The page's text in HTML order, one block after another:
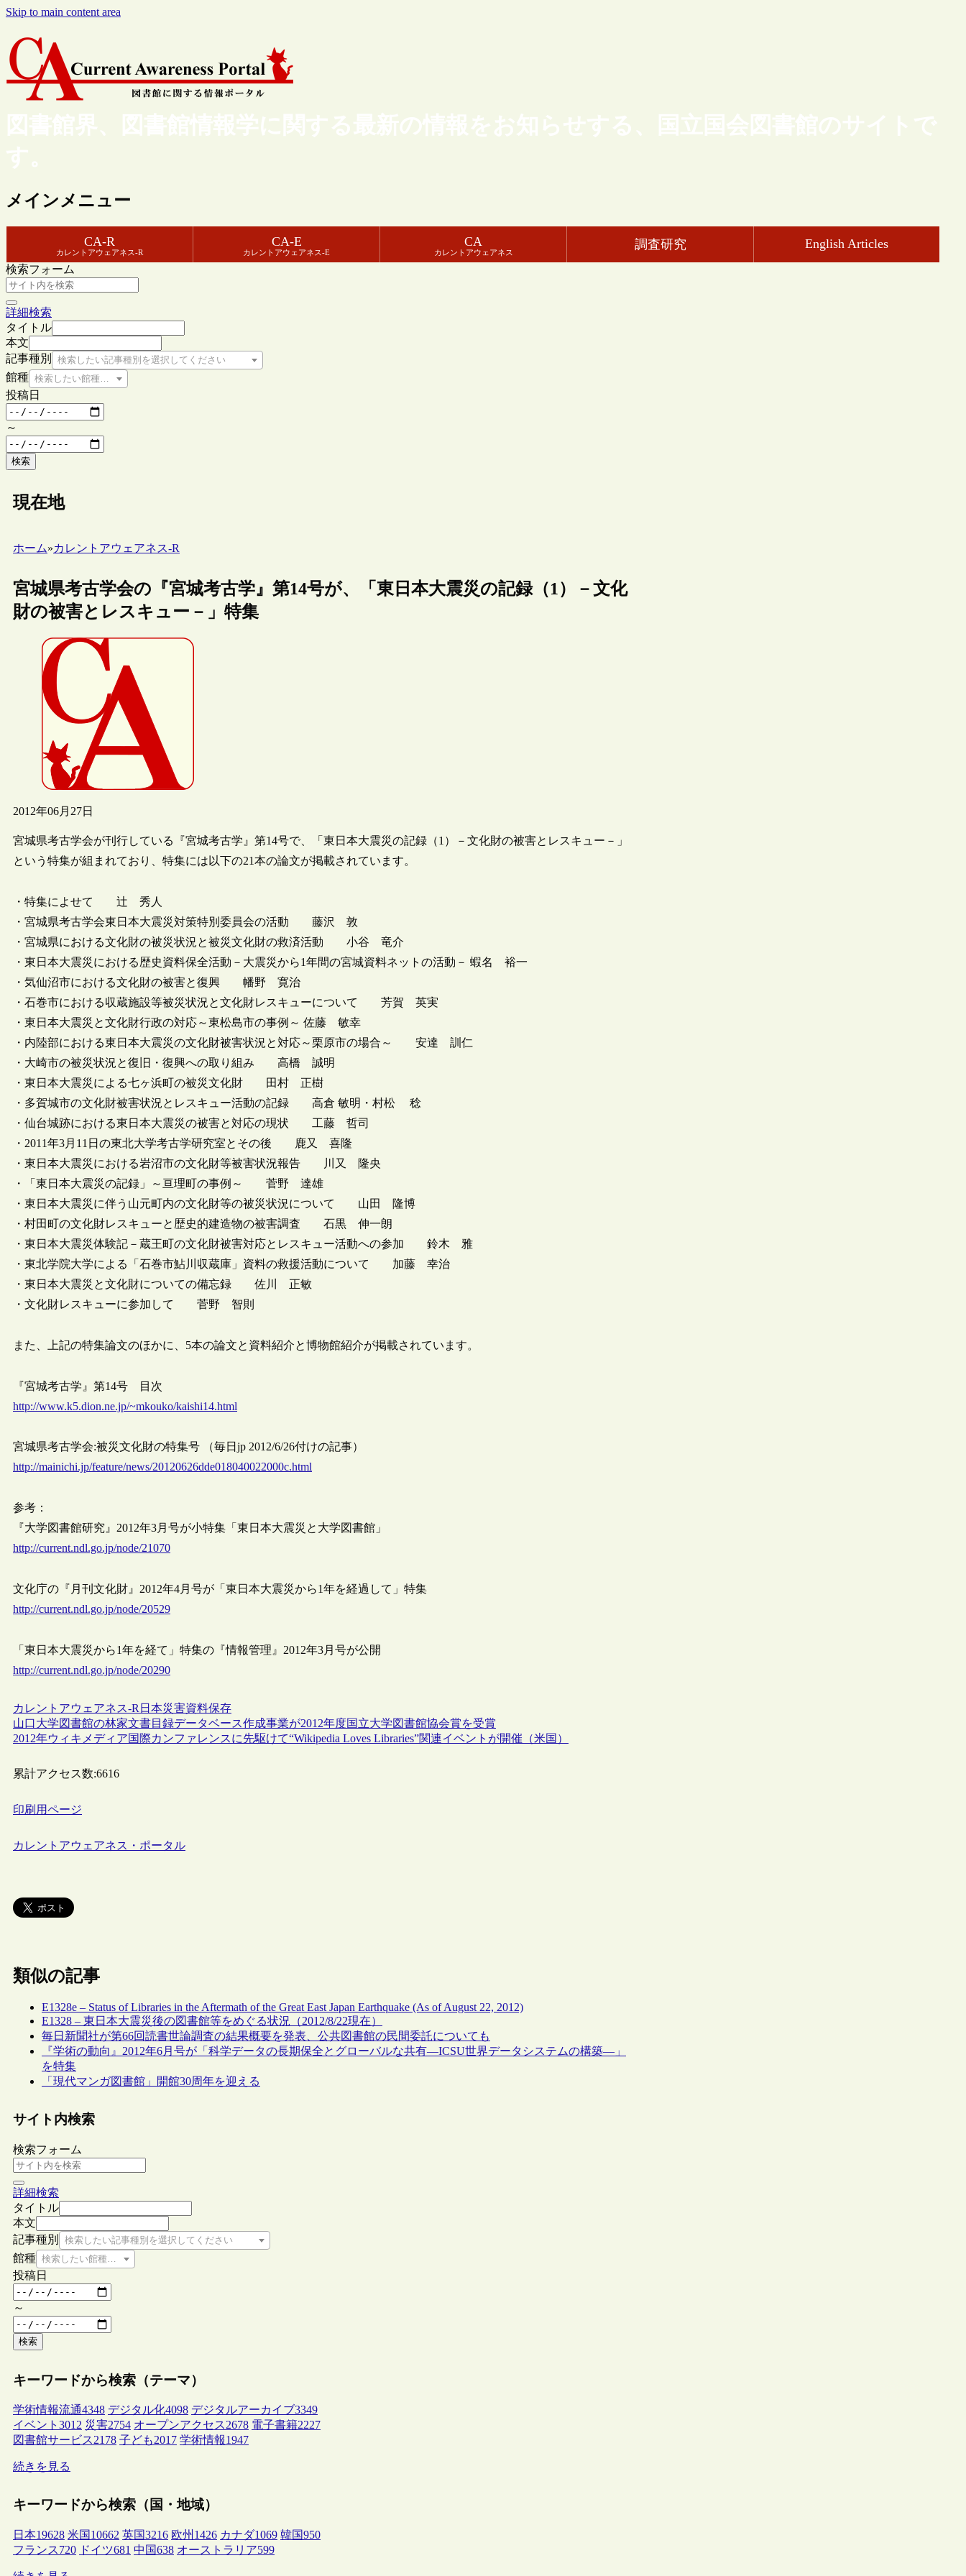
Skip to main content area
図書館界、図書館情報学に関する最新の情報をお知らせする、国立国会図書館のサイトで
す。
メインメニュー
CA-R
カレントアウェアネス-R
CA-E
カレントアウェアネス-E
CA
カレントアウェアネス
調査研究 English Articles
検索フォーム
詳細検索
タイトル
本文
記事種別
検索したい記事種別を選択してください
館種 検索したい館種を選択してください
投稿日
～
検索
現在地
ホーム»カレントアウェアネス-R
宮城県考古学会の『宮城考古学』第14号が、「東日本大震災の記録（1）－文化
財の被害とレスキュー－」特集
2012年06月27日
宮城県考古学会が刊行している『宮城考古学』第14号で、「東日本大震災の記録（1）－文化財の被害とレスキュー－」
という特集が組まれており、特集には以下の21本の論文が掲載されています。
・特集によせて 辻 秀人
・宮城県考古学会東日本大震災対策特別委員会の活動 藤沢 敦
・宮城県における文化財の被災状況と被災文化財の救済活動 小谷 竜介
・東日本大震災における歴史資料保全活動－大震災から1年間の宮城資料ネットの活動－ 蝦名 裕一
・気仙沼市における文化財の被害と復興 幡野 寛治
・石巻市における収蔵施設等被災状況と文化財レスキューについて 芳賀 英実
・東日本大震災と文化財行政の対応～東松島市の事例～ 佐藤 敏幸
・内陸部における東日本大震災の文化財被害状況と対応～栗原市の場合～ 安達 訓仁
・大崎市の被災状況と復旧・復興への取り組み 高橋 誠明
・東日本大震災による七ヶ浜町の被災文化財 田村 正樹
・多賀城市の文化財被害状況とレスキュー活動の記録 高倉 敏明・村松 稔
・仙台城跡における東日本大震災の被害と対応の現状 工藤 哲司
・2011年3月11日の東北大学考古学研究室とその後 鹿又 喜隆
・東日本大震災における岩沼市の文化財等被害状況報告 川又 隆央
・「東日本大震災の記録」～亘理町の事例～ 菅野 達雄
・東日本大震災に伴う山元町内の文化財等の被災状況について 山田 隆博
・村田町の文化財レスキューと歴史的建造物の被害調査 石黒 伸一朗
・東日本大震災体験記－蔵王町の文化財被害対応とレスキュー活動への参加 鈴木 雅
・東北学院大学による「石巻市鮎川収蔵庫」資料の救援活動について 加藤 幸治
・東日本大震災と文化財についての備忘録 佐川 正敏
・文化財レスキューに参加して 菅野 智則
また、上記の特集論文のほかに、5本の論文と資料紹介と博物館紹介が掲載されています。
『宮城考古学』第14号 目次
http://www.k5.dion.ne.jp/~mkouko/kaishi14.html
宮城県考古学会:被災文化財の特集号 （毎日jp 2012/6/26付けの記事）
http://mainichi.jp/feature/news/20120626dde018040022000c.html
参考：
『大学図書館研究』2012年3月号が小特集「東日本大震災と大学図書館」
http://current.ndl.go.jp/node/21070
文化庁の『月刊文化財』2012年4月号が「東日本大震災から1年を経過して」特集
http://current.ndl.go.jp/node/20529
「東日本大震災から1年を経て」特集の『情報管理』2012年3月号が公開
http://current.ndl.go.jp/node/20290
カレントアウェアネス-R 日本災害資料保存
山口大学図書館の林家文書目録データベース作成事業が2012年度国立大学図書館協会賞を受賞
2012年ウィキメディア国際カンファレンスに先駆けて“Wikipedia Loves Libraries”関連イベントが開催（米国）
累計アクセス数:6616
印刷用ページ
カレントアウェアネス・ポータル
類似の記事
E1328e – Status of Libraries in the Aftermath of the Great East Japan Earthquake (As of August 22, 2012)
E1328 – 東日本大震災後の図書館等をめぐる状況（2012/8/22現在）
毎日新聞社が第66回読書世論調査の結果概要を発表、公共図書館の民間委託についても
『学術の動向』2012年6月号が「科学データの長期保全とグローバルな共有―ICSU世界データシステムの構築―」
を特集
「現代マンガ図書館」開館30周年を迎える
サイト内検索
検索フォーム
詳細検索
タイトル
本文
記事種別
検索したい記事種別を選択してください
館種 検索したい館種を選択してください
投稿日
～
検索
キーワードから検索（テーマ）
学術情報流通4348 デジタル化4098 デジタルアーカイブ3349
イベント 3012 災害2754 オープンアクセス2678 電子書籍2227
図書館サービス2178 子ども2017 学術情報1947
続きを見る
キーワードから検索（国・地域）
日本19628 米国 10662 英国3216 欧州 1426 カナダ1069 韓国950
フランス720 ドイツ681 中国638 オーストラリア599